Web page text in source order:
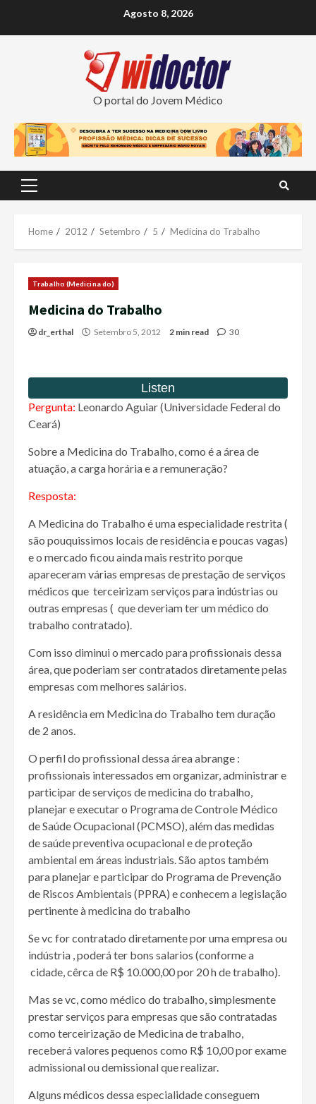
Agosto 8, 2026
O portal do Jovem Médico
Primary
Home 2012 Setembro 5 Medicina do Trabalho
Trabalho (Medicina do)
Medicina do Trabalho
dr_erthal Setembro 5, 2012 2 min read 30
Pergunta: Leonardo Aguiar (Universidade Federal do
Ceará)
Sobre a Medicina do Trabalho, como é a área de
atuação, a carga horária e a remuneração?
Resposta:
A Medicina do Trabalho é uma especialidade restrita (
são pouquissimos locais de residência e poucas vagas)
e o mercado ficou ainda mais restrito porque
apareceram várias empresas de prestação de serviços
médicos que terceirizam serviços para indústrias ou
outras empresas ( que deveriam ter um médico do
trabalho contratado).
Com isso diminui o mercado para profissionais dessa
área, que poderiam ser contratados diretamente pelas
empresas com melhores salários.
A residência em Medicina do Trabalho tem duração
de 2 anos.
O perfil do profissional dessa área abrange :
profissionais interessados em organizar, administrar e
participar de serviços de medicina do trabalho,
planejar e executar o Programa de Controle Médico
de Saúde Ocupacional (PCMSO), além das medidas
de saúde preventiva ocupacional e de proteção
ambiental em áreas industriais. São aptos também
para planejar e participar do Programa de Prevenção
de Riscos Ambientais (PPRA) e conhecem a legislação
pertinente à medicina do trabalho
Se vc for contratado diretamente por uma empresa ou
indústria , poderá ter bons salarios (conforme a
cidade, cêrca de R$ 10.000,00 por 20 h de trabalho).
Mas se vc, como médico do trabalho, simplesmente
prestar serviços para empresas que são contratadas
como terceirização de Medicina de trabalho,
receberá valores pequenos como R$ 10,00 por exame
admissional ou demissional que realizar.
Alguns médicos dessa especialidade conseguem